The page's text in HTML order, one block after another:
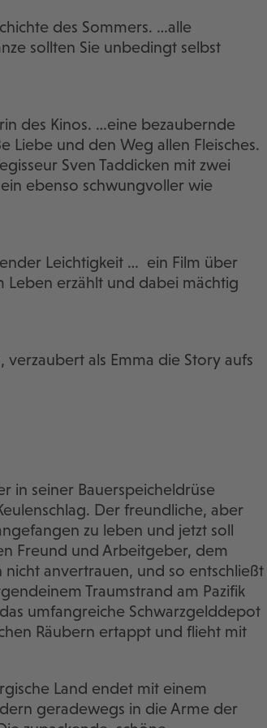
des Sommers. …alle
sollten Sie unbedingt selbst
des Kinos. …eine bezaubernde
Liebe und den Weg allen Fleisches.
Sven Taddicken mit zwei
ebenso schwungvoller wie
Leichtigkeit … ein Film über
Leben erzählt und dabei mächtig
als Emma die Story aufs
in seiner Bauerspeicheldrüse
Der freundliche, aber
zu leben und jetzt soll
Freund und Arbeitgeber, dem
nicht anvertrauen, und so entschließt
Traumstrand am Pazifik
umfangreiche Schwarzgelddepot
Räubern ertappt und flieht mit
Land endet mit einem
geradewegs in die Arme der